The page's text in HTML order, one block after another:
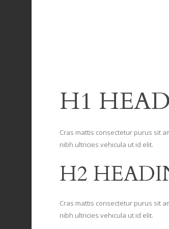
H1
Cras mattis consectetur purus sit
nibh ultricies vehicula ut id elit.
H2
Cras mattis consectetur purus sit
nibh ultricies vehicula ut id elit.